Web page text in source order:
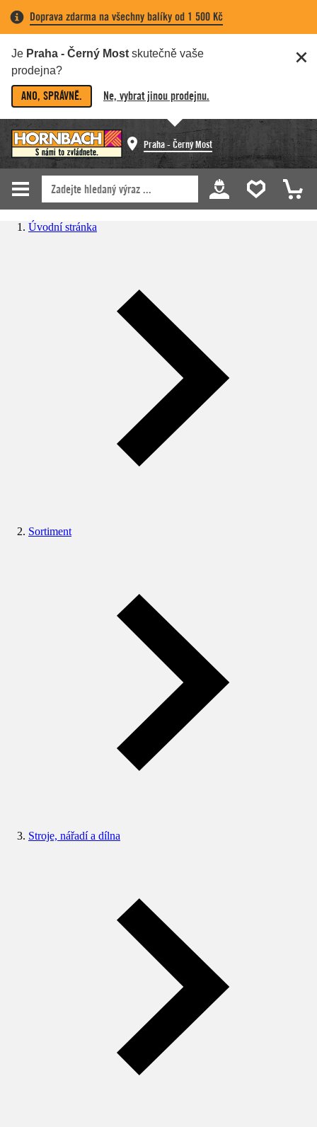
Doprava zdarma na všechny balíky od 1 500 Kč
Je Praha - Černý Most skutečně vaše
prodejna?
ANO, SPRÁVNĚ. Ne, vybrat jinou prodejnu.
Praha - Černý Most
Úvodní stránka
Sortiment
Stroje, nářadí a dílna